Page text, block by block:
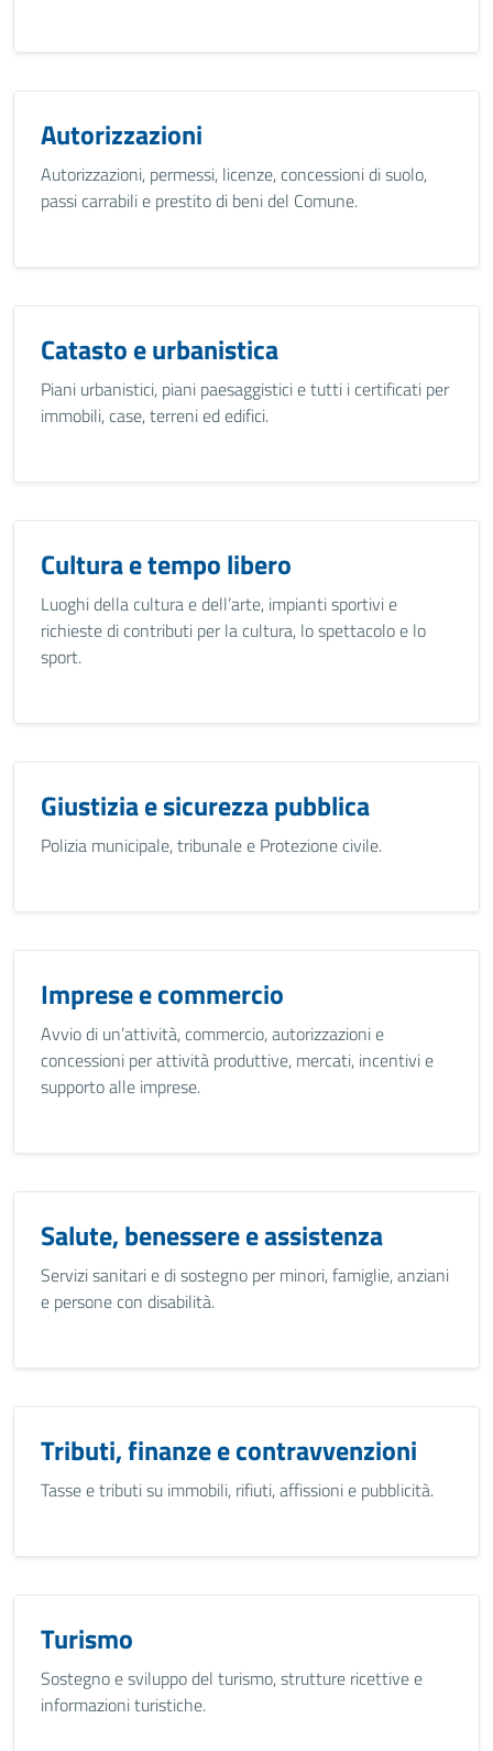
Autorizzazioni
Autorizzazioni, permessi, licenze, concessioni di suolo,
passi carrabili e prestito di beni del Comune.
Catasto e urbanistica
Piani urbanistici, piani paesaggistici e tutti i certificati per
immobili, case, terreni ed edifici.
Cultura e tempo libero
Luoghi della cultura e dell’arte, impianti sportivi e
richieste di contributi per la cultura, lo spettacolo e lo
sport.
Giustizia e sicurezza pubblica
Polizia municipale, tribunale e Protezione civile.
Imprese e commercio
Avvio di un’attività, commercio, autorizzazioni e
concessioni per attività produttive, mercati, incentivi e
supporto alle imprese.
Salute, benessere e assistenza
Servizi sanitari e di sostegno per minori, famiglie, anziani
e persone con disabilità.
Tributi, finanze e contravvenzioni
Tasse e tributi su immobili, rifiuti, affissioni e pubblicità.
Turismo
Sostegno e sviluppo del turismo, strutture ricettive e
informazioni turistiche.